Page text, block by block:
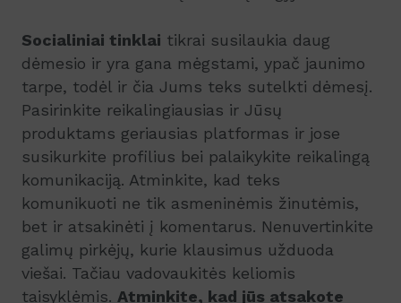
Socialiniai tinklai tikrai susilaukia daug
dėmesio ir yra gana mėgstami, ypač jaunimo
tarpe, todėl ir čia Jums teks sutelkti dėmesį.
Pasirinkite reikalingiausias ir Jūsų
produktams geriausias platformas ir jose
susikurkite profilius bei palaikykite reikalingą
komunikaciją. Atminkite, kad teks
komunikuoti ne tik asmeninėmis žinutėmis,
bet ir atsakinėti į komentarus. Nenuvertinkite
galimų pirkėjų, kurie klausimus užduoda
viešai. Tačiau vadovaukitės keliomis
taisyklėmis. Atminkite, kad jūs atsakote